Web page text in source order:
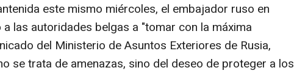
este mismo miércoles, el embajador ruso en
a las autoridades belgas a "tomar con la máxima
del Ministerio de Asuntos Exteriores de Rusia,
se trata de amenazas, sino del deseo de proteger a los